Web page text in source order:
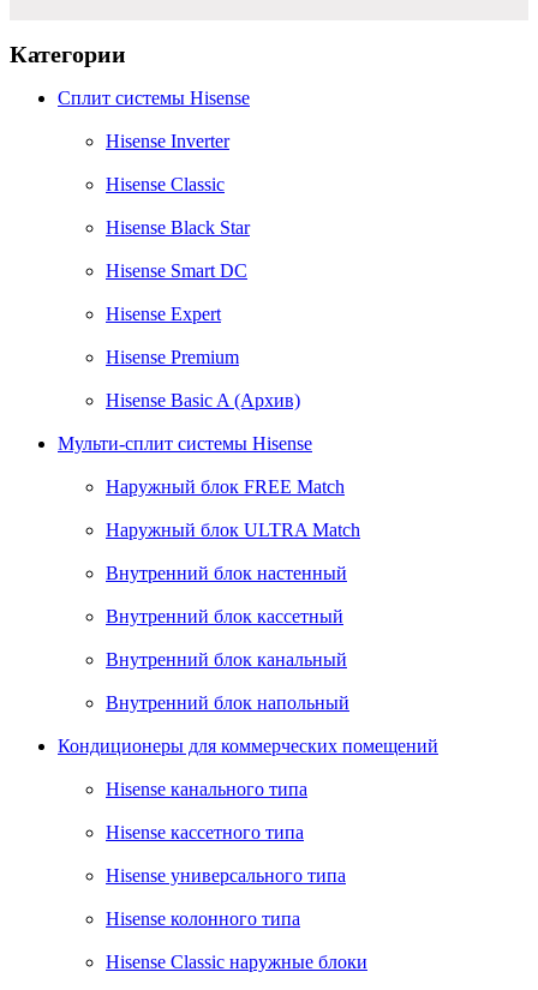
Категории
Сплит системы Hisense
Hisense Inverter
Hisense Classic
Hisense Black Star
Hisense Smart DC
Hisense Expert
Hisense Premium
Hisense Basic A (Архив)
Мульти-сплит системы Hisense
Наружный блок FREE Match
Наружный блок ULTRA Match
Внутренний блок настенный
Внутренний блок кассетный
Внутренний блок канальный
Внутренний блок напольный
Кондиционеры для коммерческих помещений
Hisense канального типа
Hisense кассетного типа
Hisense универсального типа
Hisense колонного типа
Hisense Classic наружные блоки